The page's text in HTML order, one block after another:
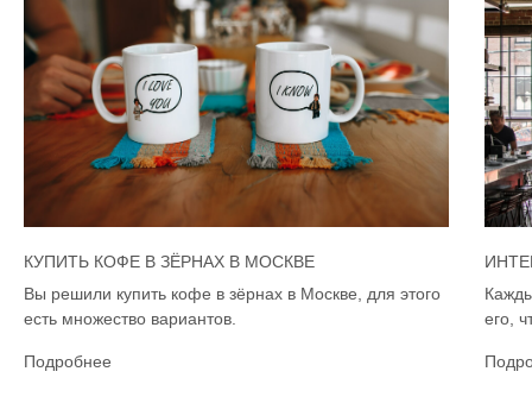
КУПИТЬ КОФЕ В ЗЁРНАХ В МОСКВЕ
Вы решили купить кофе в зёрнах в Москве, для этого
есть множество вариантов.
Подробнее
его,